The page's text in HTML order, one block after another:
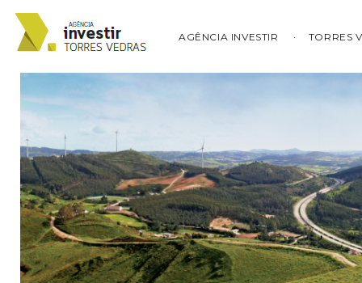
AGÊNCIA INVESTIR TORRES